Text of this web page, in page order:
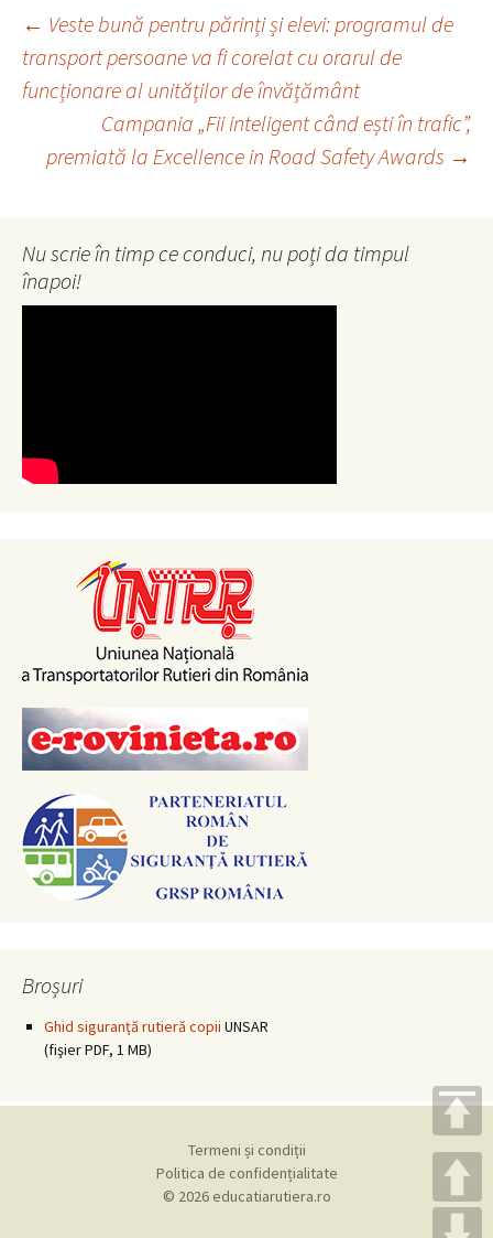
Navigare
în
articole
← Veste bună pentru părinți și elevi: programul de
transport persoane va fi corelat cu orarul de
funcționare al unităților de învățământ
Campania „Fii inteligent când ești în trafic”,
premiată la Excellence in Road Safety Awards →
Nu scrie în timp ce conduci, nu poți da timpul
înapoi!
Broșuri
Ghid siguranţă rutieră copii UNSAR
(fişier PDF, 1 MB)
© 2026 educatiarutiera.ro
Termeni și condiții
Politica de confidențialitate